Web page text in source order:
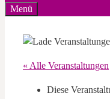
Menü
« Alle Veranstaltungen
Diese